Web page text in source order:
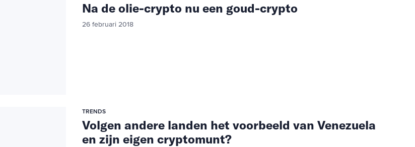
Na de olie-crypto nu een goud-crypto
26 februari 2018
TRENDS
Volgen andere landen het voorbeeld van Venezuela
en zijn eigen cryptomunt?